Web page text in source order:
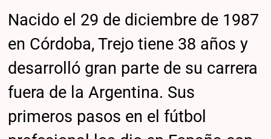
Nacido el 29 de diciembre de 1987
en Córdoba, Trejo tiene 38 años y
desarrolló gran parte de su carrera
fuera de la Argentina. Sus
primeros pasos en el fútbol